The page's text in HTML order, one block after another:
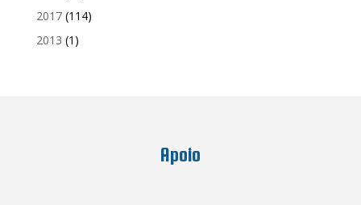
2017(114)
2013 (1)
Apoio